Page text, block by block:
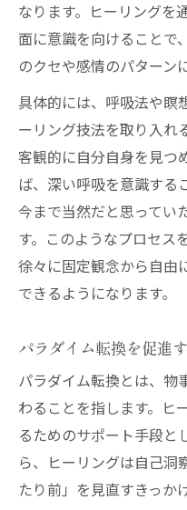
なります。ヒーリングを
面に意識を向けることで
のクセや感情のパターン
具体的には、呼吸法や瞑
ーリング技法を取り入れ
客観的に自分自身を見つ
ば、深い呼吸を意識する
今まで当然だと思ってい
す。このようなプロセス
徐々に固定観念から自由
できるようになります。
パラダイム転換を促進
パラダイム転換とは、物
わることを指します。ヒ
るためのサポート手段と
ら、ヒーリングは自己洞
たり前」を見直すきっか